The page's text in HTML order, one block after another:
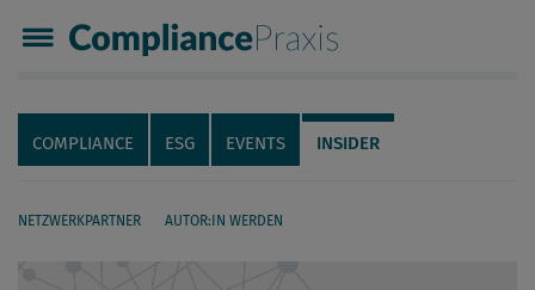
Compliance Praxis
Servicenavigation
Navigation
COMPLIANCE ESG EVENTS INSIDER
NETZWERKPARTNER AUTOR:IN WERDEN